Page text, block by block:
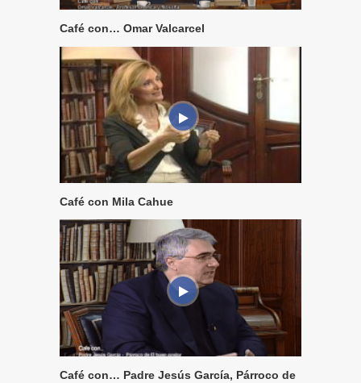
Café con… Omar Valcarcel
Café con Mila Cahue
Café con… Padre Jesús García, Párroco de